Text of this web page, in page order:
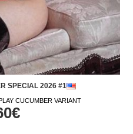
SPECIAL 2026 #1
CUCUMBER VARIANT